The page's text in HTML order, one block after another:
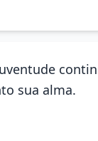
sua alma.